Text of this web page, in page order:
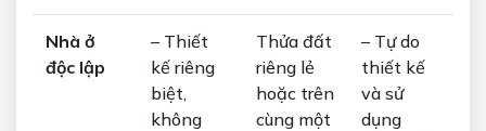
Nhà ở
độc lập
– Thiết
kế riêng
biệt,
không
Thửa đất
riêng lẻ
hoặc trên
cùng một
– Tự do
thiết kế
và sử
dụng